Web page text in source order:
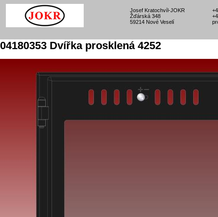
Josef Kratochvíl-JOKR
Žďárská 348
59214 Nové Veselí
04180353 Dvířka prosklená 4252